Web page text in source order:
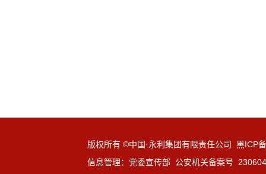
版权所有 ©中国·永利集团有限责任公司 黑ICP
信息管理：党委宣传部 公安机关备案号